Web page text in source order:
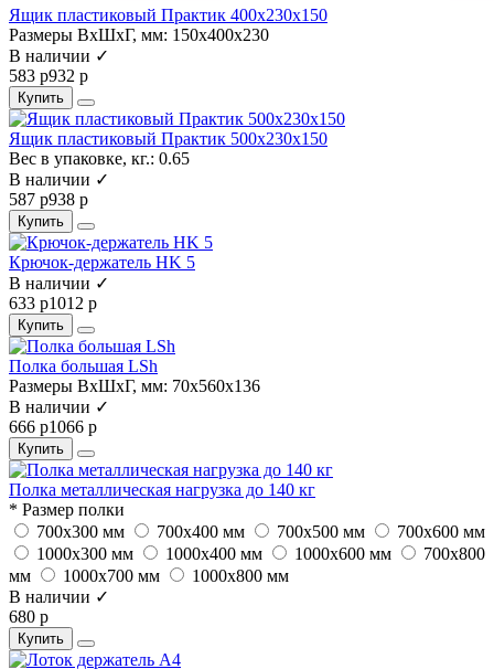
Ящик пластиковый Практик 400x230x150
Размеры ВхШхГ, мм: 150x400x230
В наличии ✓
583 р932 р
Купить
Ящик пластиковый Практик 500x230x150
Вес в упаковке, кг.: 0.65
В наличии ✓
587 р938 р
Купить
Крючок-держатель HK 5
В наличии ✓
633 р1012 р
Купить
Полка большая LSh
Размеры ВхШхГ, мм: 70x560x136
В наличии ✓
666 р1066 р
Купить
Полка металлическая нагрузка до 140 кг
* Размер полки
700х300 мм
700х400 мм 700х500 мм
700х600 мм
1000х300 мм
1000х400 мм 1000х600 мм
700х800
мм
1000х700 мм
1000х800 мм
В наличии ✓
680 р
Купить